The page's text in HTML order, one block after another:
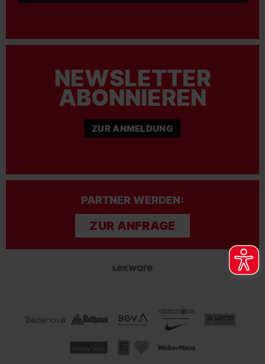
NEWSLETTER
ABONNIEREN
ZUR ANMELDUNG
PARTNER WERDEN:
ZUR ANFRAGE